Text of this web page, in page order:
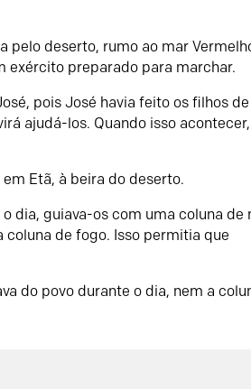
pelo deserto, rumo ao mar
exército preparado para marchar.
pois José havia feito os filhos
ajudá-los. Quando isso
Etã, à beira do deserto.
dia, guiava-os com uma coluna de
de fogo. Isso permitia que
do povo durante o dia, nem a